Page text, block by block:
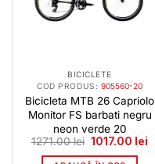
BICICLETE
COD PRODUS: 905560-20
Bicicleta MTB 26 Capriolo
Monitor FS barbati negru
neon verde 20
1271.00lei Prețul
a
1017.00 lei